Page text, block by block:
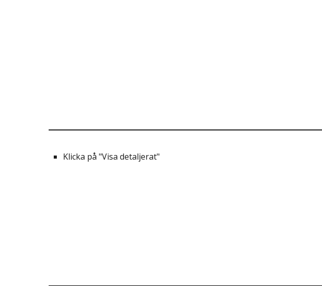
Klicka på "Visa detaljerat"